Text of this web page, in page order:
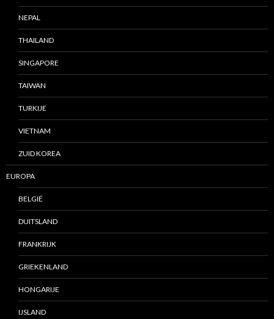
NEPAL
THAILAND
SINGAPORE
TAIWAN
TURKIJE
VIETNAM
ZUID KOREA
EUROPA
BELGIË
DUITSLAND
FRANKRIJK
GRIEKENLAND
HONGARIJE
IJSLAND